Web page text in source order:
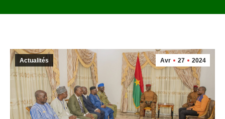
Avr 27 2024
Actualités